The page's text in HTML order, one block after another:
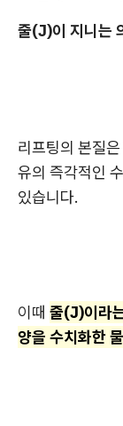
줄(J)이 지니는
리프팅의 본질
유의 즉각적인
있습니다.
이때 줄(J)이라
양을 수치화한